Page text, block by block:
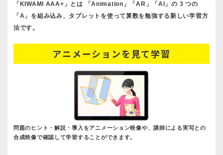
「KIWAMI AAA+」とは 「Animation」「AR」「AI」の 3 つの
「A」を組み込み、タブレットを使って算数を勉強する新しい学習方
法です。
アニメーションを見て学習
問題のヒント・解説・導入をアニメーション映像や、講師による実写との
合成映像で確認して学習することができます。